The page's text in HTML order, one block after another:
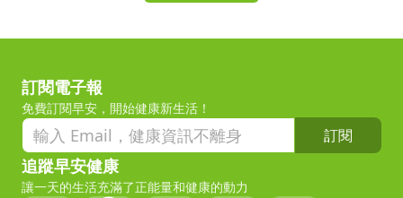
訂閱電子報
免費訂閱早安，開始健康新生活！
訂閱
追蹤早安健康
讓一天的生活充滿了正能量和健康的動力